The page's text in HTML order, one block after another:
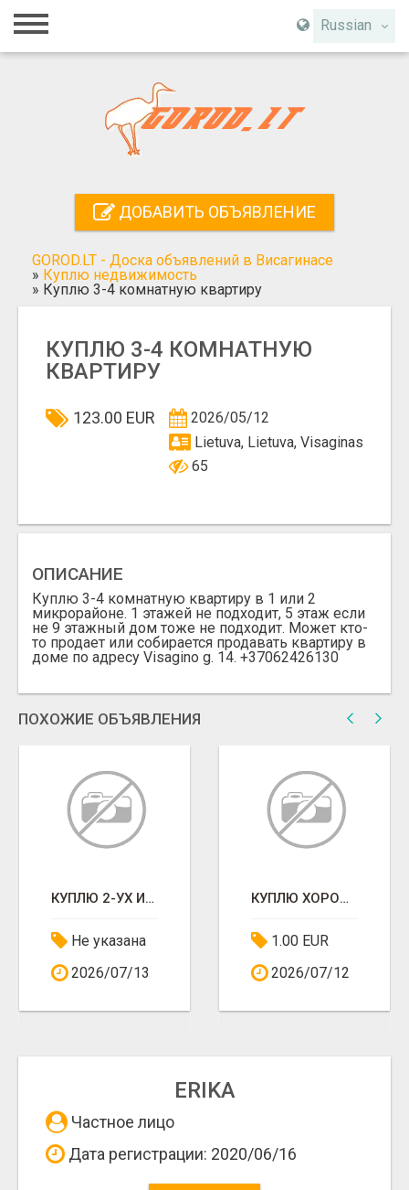
Russian
Главная
Регистрация
Поиск
ДОБАВИТЬ ОБЪЯВЛЕНИЕ
GOROD.LT - Доска объявлений в Висагинасе
» Куплю недвижимость
» Куплю 3-4 комнатную квартиру
КУПЛЮ 3-4 КОМНАТНУЮ
КВАРТИРУ
123.00 EUR
2026/05/12
Lietuva, Lietuva, Visaginas
65
ОПИСАНИЕ
Куплю 3-4 комнатную квартиру в 1 или 2
микрорайоне. 1 этажей не подходит, 5 этаж если
не 9 этажный дом тоже не подходит. Может кто-
то продает или собирается продавать квартиру в
доме по адресу Visagino g. 14. +37062426130
ПОХОЖИЕ ОБЪЯВЛЕНИЯ
КУПЛЮ 2-УХ ИЛИ 3-ЁХКОМНАТНУЮ КВАРТИРУ
Не указана
2026/07/13
КУПЛЮ ХОРОШУЮ КВАРТИРУ
1.00 EUR
2026/07/12
ERIKA
Частное лицо
Дата регистрации: 2020/06/16